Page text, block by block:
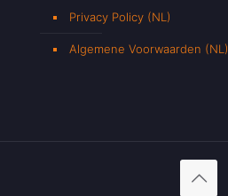
Privacy Policy (NL)
Algemene Voorwaarden (NL)